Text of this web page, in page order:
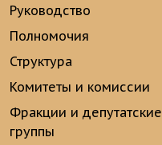
Руководство
Полномочия
Структура
Комитеты и комиссии
Фракции и депутатские
группы